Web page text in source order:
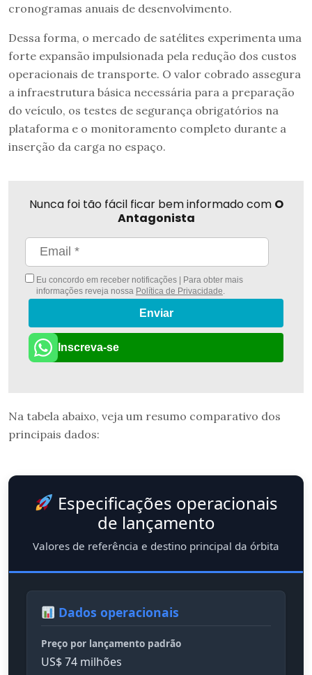
cronogramas anuais de desenvolvimento.
Dessa forma, o mercado de satélites experimenta uma
forte expansão impulsionada pela redução dos custos
operacionais de transporte. O valor cobrado assegura
a infraestrutura básica necessária para a preparação
do veículo, os testes de segurança obrigatórios na
plataforma e o monitoramento completo durante a
inserção da carga no espaço.
Nunca foi tão fácil ficar bem informado com O
Antagonista
Eu concordo em receber notificações | Para obter mais
informações reveja nossa Política de Privacidade
Enviar
Inscreva-se
Na tabela abaixo, veja um resumo comparativo dos
principais dados:
Especificações operacionais
de lançamento
Valores de referência e destino principal da órbita
Dados operacionais
Preço por lançamento padrão
US$ 74 milhões